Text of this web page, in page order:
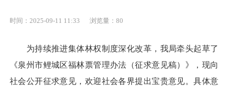
时间：2025-09-11 11:33 浏览量： 80
为持续推进集体林权制度深化改革，我局牵头起草了
《泉州市鲤城区福林票管理办法（征求意见稿）》，现向
社会公开征求意见，欢迎社会各界提出宝贵意见。具体意